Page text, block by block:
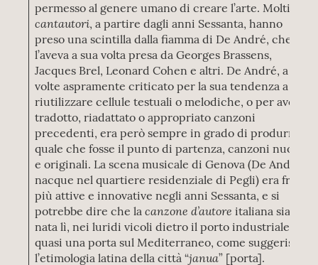
permesso al genere umano di creare l’arte. Molti
cantautori, a partire dagli anni Sessanta, hanno
preso una scintilla dalla fiamma di De André, che
l’aveva a sua volta presa da Georges Brassens,
Jacques Brel, Leonard Cohen e altri. De André, a
volte aspramente criticato per la sua tendenza a
riutilizzare cellule testuali o melodiche, o per aver
tradotto, riadattato o appropriato canzoni
precedenti, era però sempre in grado di produrre,
quale che fosse il punto di partenza, canzoni nuove
e originali. La scena musicale di Genova (De André
nacque nel quartiere residenziale di Pegli) era fra le
più attive e innovative negli anni Sessanta, e si
potrebbe dire che lacanzone d’autore italiana sia
nata lì, nei luridi vicoli dietro il porto industriale,
quasi una porta sul Mediterraneo, come suggerisce
l’etimologia latina della città “janua” [porta].